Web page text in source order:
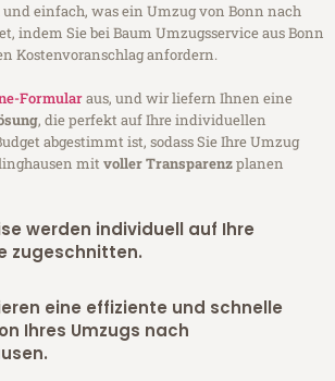
einfach, was ein Umzug von Bonn nach
indem Sie bei Baum Umzugsservice aus Bonn
Kostenvoranschlag anfordern.
Formularaus, und wir liefern Ihnen eine
, die perfekt auf Ihre individuellen
abgestimmt ist, sodass Sie Ihre Umzug
mitvoller Transparenzplanen
werden individuell auf Ihre
zugeschnitten.
eine effiziente und schnelle
Ihres Umzugs nach